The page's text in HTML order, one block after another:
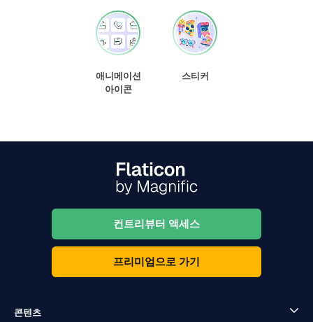
애니메이션
아이콘
스티커
컨트리뷰터 액세스
프리미엄으로 가기
콘텐츠